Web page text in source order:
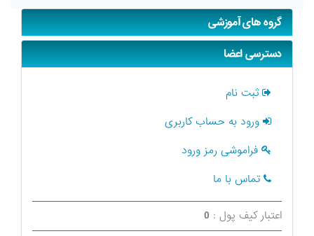
گروه های آموزشی
دسترسی اعضا
ثبت نام
ورود به حساب کاربری
فراموشی رمز ورود
تماس با ما
اعتبار کیف پول : 0